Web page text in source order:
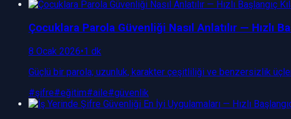
Çocuklara Parola Güvenliği Nasıl Anlatılır — Hızlı
8 Ocak 2026•1 dk
Güçlü bir parola; uzunluk, karakter çeşitliliği ve benzersizlik
#şifre#eğitim#aile#güvenlik